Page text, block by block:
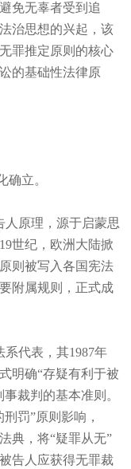
免无辜者受到追
治思想的兴起，该
罪推定原则的核心
的基础性法律原
立。
原理，源于启蒙思
世纪，欧洲大陆掀
则被写入各国宪法
附属规则，正式成
代表，其1987年
明确“存疑有利于被
裁判的基本准则。
罚”原则影响，
典，将“疑罪从无”
告人应获得无罪裁